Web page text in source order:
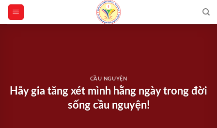
Skip
CẦU NGUYỆN
Hãy gia tăng xét mình hằng ngày trong đời
sống cầu nguyện!